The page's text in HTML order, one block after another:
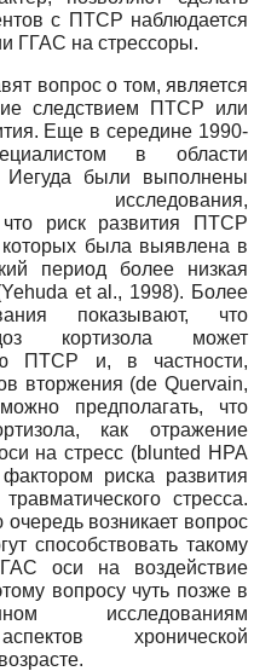
с ПТСР наблюдается
ГГАС на стрессоры.
вопрос о том, является
следствием ПТСР или
Еще в середине 1990-
в области
были выполнены
что риск развития ПТСР
была выявлена в
период более низкая
et al., 1998). Более
показывают, что
кортизола может
ПТСР и, в частности,
вторжения (de Quervain,
предполагать, что
как отражение
на стресс (blunted HPA
риска развития
стресса.
возникает вопрос
способствовать такому
оси на воздействие
вопросу чуть позже в
исследованиям
хронической